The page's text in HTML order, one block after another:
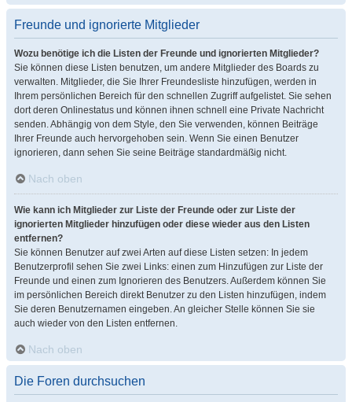
Freunde und ignorierte Mitglieder
Wozu benötige ich die Listen der Freunde und ignorierten Mitglieder?
Sie können diese Listen benutzen, um andere Mitglieder des Boards zu
verwalten. Mitglieder, die Sie Ihrer Freundesliste hinzufügen, werden in
Ihrem persönlichen Bereich für den schnellen Zugriff aufgelistet. Sie sehen
dort deren Onlinestatus und können ihnen schnell eine Private Nachricht
senden. Abhängig von dem Style, den Sie verwenden, können Beiträge
Ihrer Freunde auch hervorgehoben sein. Wenn Sie einen Benutzer
ignorieren, dann sehen Sie seine Beiträge standardmäßig nicht.
Nach oben
Wie kann ich Mitglieder zur Liste der Freunde oder zur Liste der
ignorierten Mitglieder hinzufügen oder diese wieder aus den Listen
entfernen?
Sie können Benutzer auf zwei Arten auf diese Listen setzen: In jedem
Benutzerprofil sehen Sie zwei Links: einen zum Hinzufügen zur Liste der
Freunde und einen zum Ignorieren des Benutzers. Außerdem können Sie
im persönlichen Bereich direkt Benutzer zu den Listen hinzufügen, indem
Sie deren Benutzernamen eingeben. An gleicher Stelle können Sie sie
auch wieder von den Listen entfernen.
Nach oben
Die Foren durchsuchen